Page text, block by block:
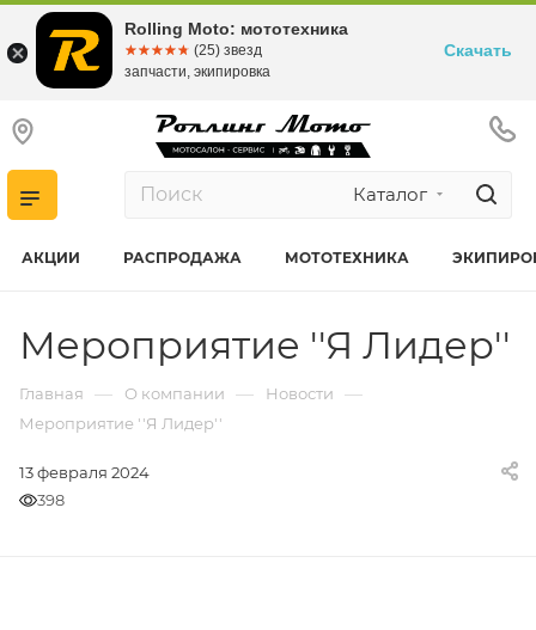
Каталог
АКЦИИ РАСПРОДАЖА МОТОТЕХНИКА
Мероприятие ''Я Лидер''
Главная — О компании — Новости —
Мероприятие ''Я Лидер''
13 февраля 2024
398
Rolling Moto: мототехника
☆☆☆☆☆
★★★★★ (25) звезд
запчасти, экипировка
Скачать